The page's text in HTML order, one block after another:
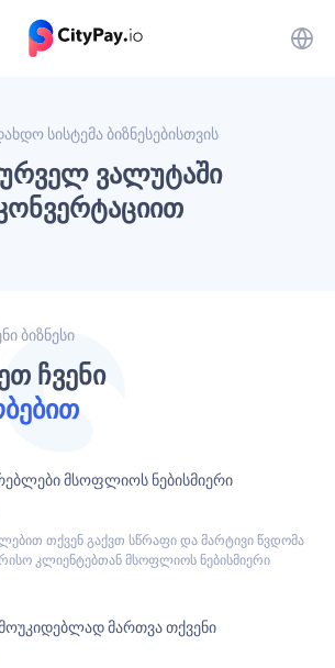
სისტემა ბიზნესებისთვის
Ვალუტაში
ბიზნესი
Ჩვენი
Მსოფლიოს Ნებისმიერი
თქვენ გაქვთ სწრაფი და მარტივი წვდომა
კლიენტებთან მსოფლიოს ნებისმიერი
Მართვა Თქვენი